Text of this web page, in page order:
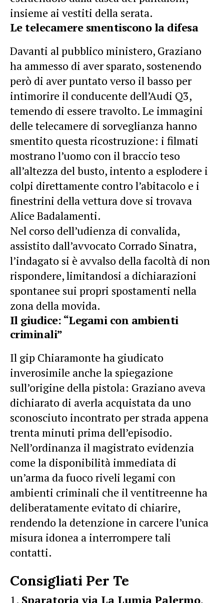
insieme ai vestiti della serata.
Le telecamere smentiscono la difesa
Davanti al pubblico ministero, Graziano
ha ammesso di aver sparato, sostenendo
però di aver puntato verso il basso per
intimorire il conducente dell’Audi Q3,
temendo di essere travolto. Le immagini
delle telecamere di sorveglianza hanno
smentito questa ricostruzione: i filmati
mostrano l’uomo con il braccio teso
all’altezza del busto, intento a esplodere i
colpi direttamente contro l’abitacolo e i
finestrini della vettura dove si trovava
Alice Badalamenti.
Nel corso dell’udienza di convalida,
assistito dall’avvocato Corrado Sinatra,
l’indagato si è avvalso della facoltà di non
rispondere, limitandosi a dichiarazioni
spontanee sui propri spostamenti nella
zona della movida.
Il giudice: “Legami con ambienti
criminali”
Il gip Chiaramonte ha giudicato
inverosimile anche la spiegazione
sull’origine della pistola: Graziano aveva
dichiarato di averla acquistata da uno
sconosciuto incontrato per strada appena
trenta minuti prima dell’episodio.
Nell’ordinanza il magistrato evidenzia
come la disponibilità immediata di
un’arma da fuoco riveli legami con
ambienti criminali che il ventitreenne ha
deliberatamente evitato di chiarire,
rendendo la detenzione in carcere l’unica
misura idonea a interrompere tali
contatti.
Consigliati Per Te
Sparatoria via La Lumia Palermo,